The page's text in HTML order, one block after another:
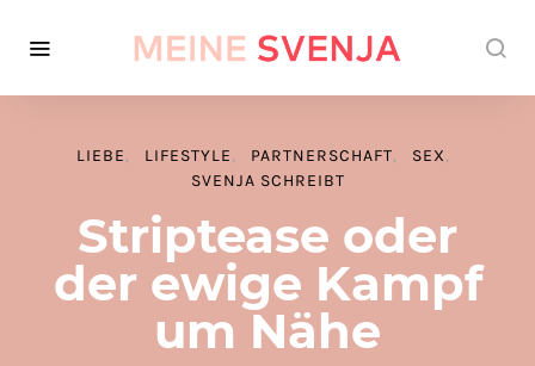
LIEBE LIFESTYLE PARTNERSCHAFT
SEX
SVENJA SCHREIBT
Striptease oder
der ewige Kampf
um Nähe